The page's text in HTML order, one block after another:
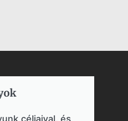
céljaival, és